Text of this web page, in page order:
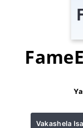
Vakashela